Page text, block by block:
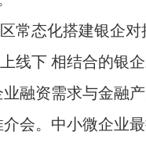
常态化搭建银企
线下 相结合的银
业融资需求与金融
会。中小微企业